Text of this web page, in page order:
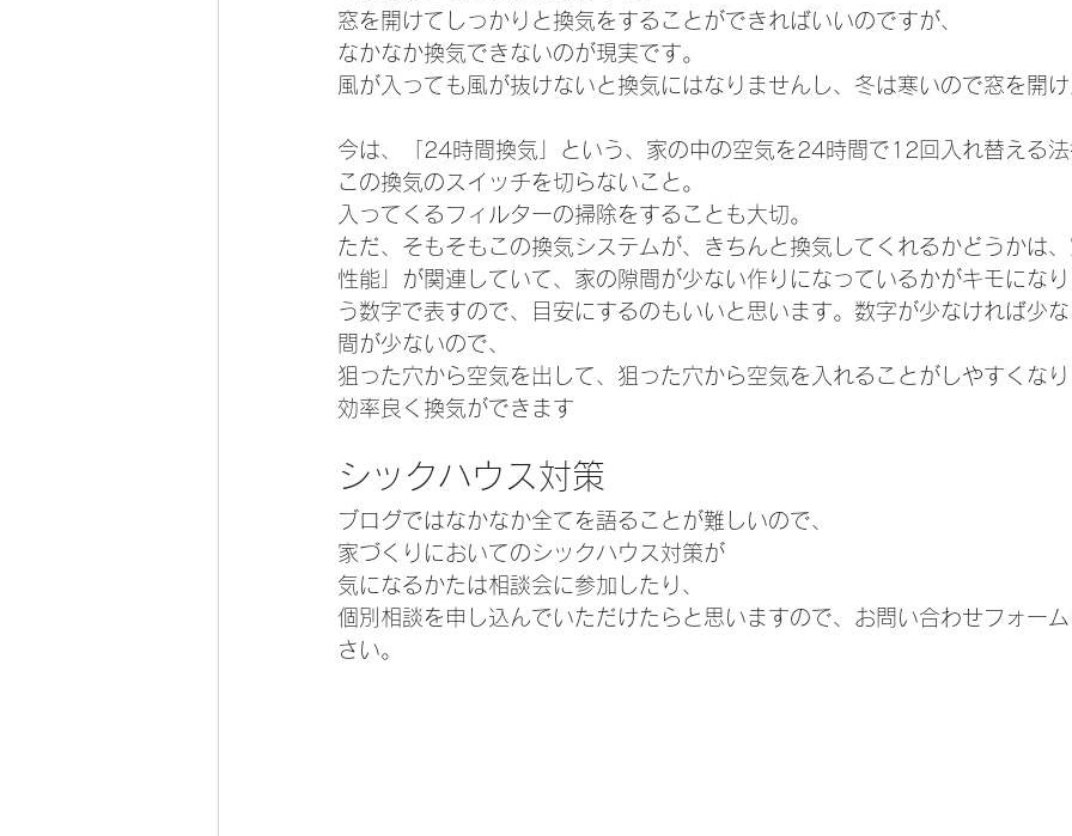
窓を開けてしっかりと換気をすることができればいいのですが、
なかなか換気できないのが現実です。
風が入っても風が抜けないと換気にはなりませんし、冬は寒いので窓を開
今は、「24時間換気」という、家の中の空気を24時間で12回入れ替える
この換気のスイッチを切らないこと。
入ってくるフィルターの掃除をすることも大切。
ただ、そもそもこの換気システムが、きちんと換気してくれるかどうかは
性能」が関連していて、家の隙間が少ない作りになっているかがキモにな
う数字で表すので、目安にするのもいいと思います。数字が少なければ少
間が少ないので、
狙った穴から空気を出して、狙った穴から空気を入れることがしやすくな
効率良く換気ができます
シックハウス対策
ブログではなかなか全てを語ることが難しいので、
家づくりにおいてのシックハウス対策が
気になるかたは相談会に参加したり、
個別相談を申し込んでいただけたらと思いますので、お問い合わせフォー
さい。